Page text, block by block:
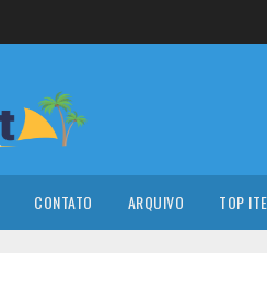
CONTATO ARQUIVO TOP